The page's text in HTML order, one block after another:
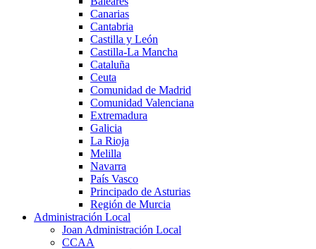
Canarias
Cantabria
Castilla y León
Castilla-La Mancha
Cataluña
Ceuta
Comunidad de Madrid
Comunidad Valenciana
Extremadura
Galicia
La Rioja
Melilla
Navarra
País Vasco
Principado de Asturias
Región de Murcia
Administración Local
Joan Administración Local
CCAA